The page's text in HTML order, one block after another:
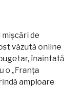
de
văzută online
înaintată
o „Franța
amploare